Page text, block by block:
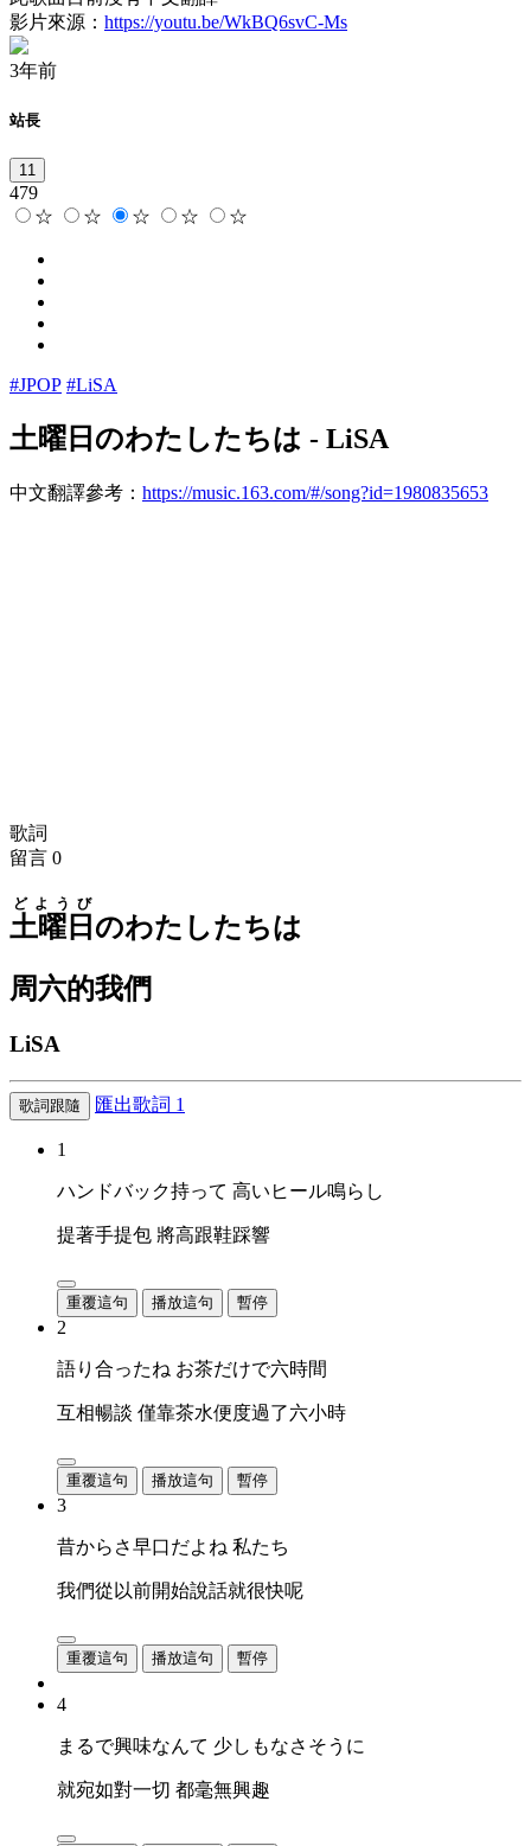
影片來源： https://youtu.be/WkBQ6svC-Ms
3年前
站長
11
479
☆
☆ ☆ ☆ ☆
#JPOP #LiSA
土曜日のわたしたちは - LiSA
中文翻譯參考： https://music.163.com/#/song?id=1980835653
歌詞
留言 0
土曜日
どようび
のわたしたちは
周六的我們
LiSA
歌詞跟隨 匯出歌詞 1
1
ハンドバック持って 高いヒール鳴らし
提著手提包 將高跟鞋踩響
重覆這句 播放這句 暫停
2
語り合ったね お茶だけで六時間
互相暢談 僅靠茶水便度過了六小時
重覆這句 播放這句 暫停
3
昔からさ早口だよね 私たち
我們從以前開始說話就很快呢
重覆這句 播放這句 暫停
4
まるで興味なんて 少しもなさそうに
就宛如對一切 都毫無興趣